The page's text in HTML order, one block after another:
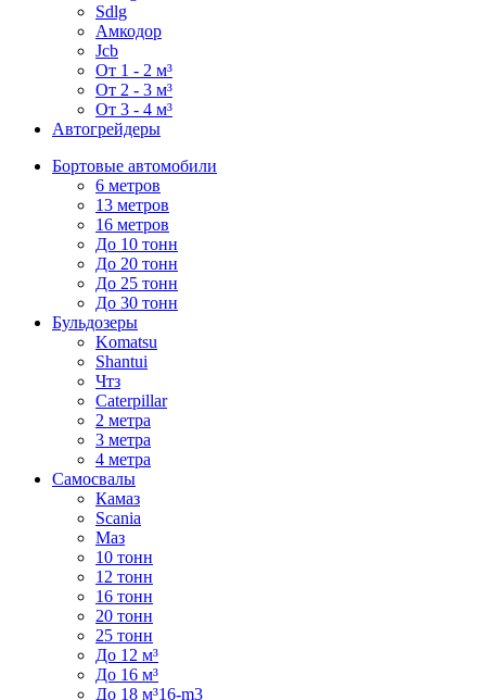
Sdlg
Амкодор
Jcb
От 1 - 2 м³
От 2 - 3 м³
От 3 - 4 м³
Автогрейдеры
Бортовые автомобили
6 метров
13 метров
16 метров
До 10 тонн
До 20 тонн
До 25 тонн
До 30 тонн
Бульдозеры
Komatsu
Shantui
Чтз
Caterpillar
2 метра
3 метра
4 метра
Самосвалы
Камаз
Scania
Маз
10 тонн
12 тонн
16 тонн
20 тонн
25 тонн
До 12 м³
До 16 м³
До 18 м³16-m3